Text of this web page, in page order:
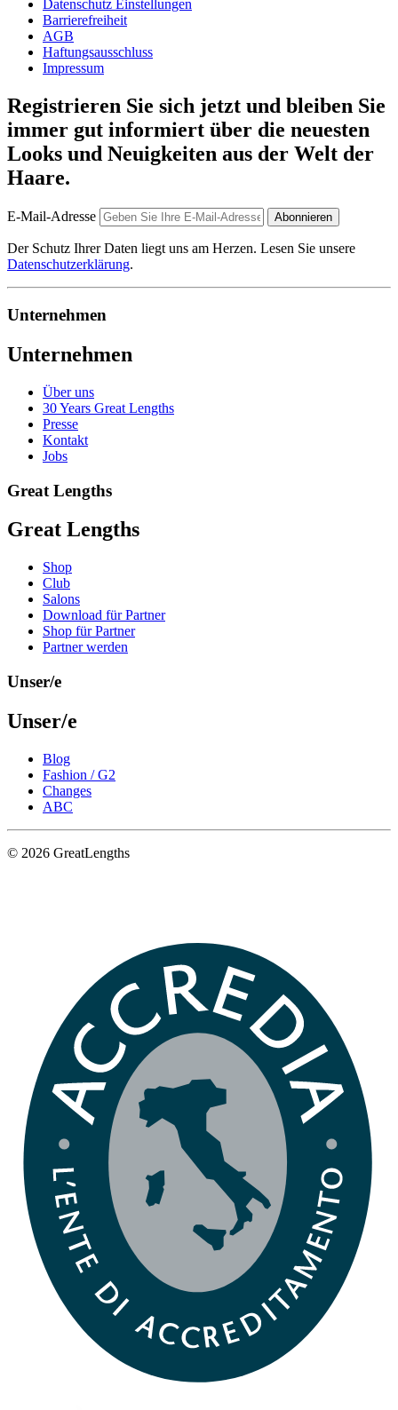
Datenschutz Einstellungen
Barrierefreiheit
AGB
Haftungsausschluss
Impressum
Registrieren Sie sich jetzt und bleiben Sie
immer gut informiert über die neuesten
Looks und Neuigkeiten aus der Welt der
Haare.
E-Mail-Adresse Abonnieren
Der Schutz Ihrer Daten liegt uns am Herzen. Lesen Sie unsere
Datenschutzerklärung.
Unternehmen
Unternehmen
Über uns
30 Years Great Lengths
Presse
Kontakt
Jobs
Great Lengths
Great Lengths
Shop
Club
Salons
Download für Partner
Shop für Partner
Partner werden
Unser/e
Unser/e
Blog
Fashion / G2
Changes
ABC
© 2026 GreatLengths